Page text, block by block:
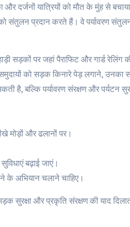
और दर्जनों यात्रियों को मौत के मुंह से
संतुलन प्रदान करते हैं। वे पर्यावरण
सड़कों पर जहां पैराफिट और गार्ड रेलिंग
को सड़क किनारे पेड़ लगाने, उनका
पर्यावरण संरक्षण और पर्यटन
मोड़ों और ढलानों पर।
बढ़ाई जाएं।
के अभियान चलाने चाहिए।
सुरक्षा और प्रकृति संरक्षण की याद